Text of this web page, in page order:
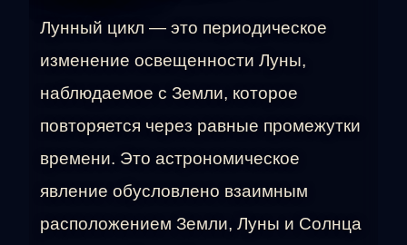
Лунный цикл — это периодическое
изменение освещенности Луны,
наблюдаемое с Земли, которое
повторяется через равные промежутки
времени. Это астрономическое
явление обусловлено взаимным
расположением Земли, Луны и Солнца